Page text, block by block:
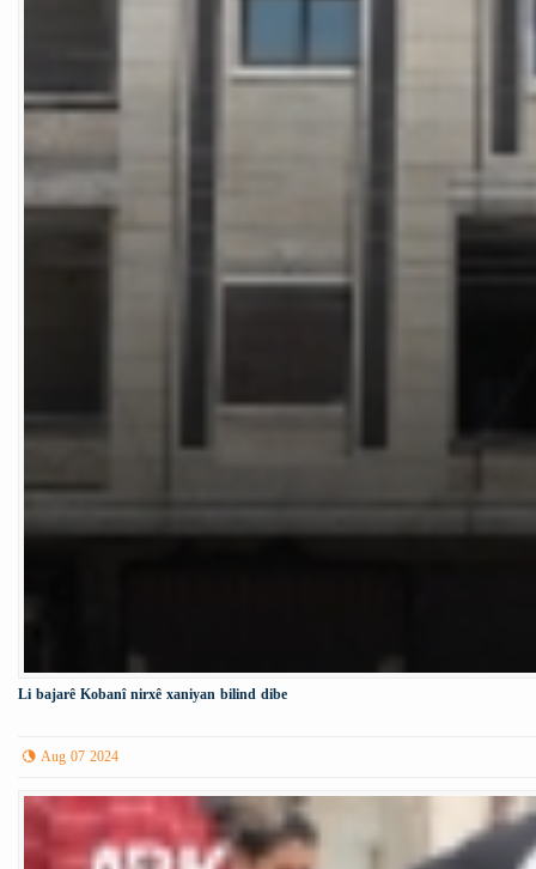
Li bajarê Kobanî nirxê xaniyan bilind dibe
Aug 07 2024